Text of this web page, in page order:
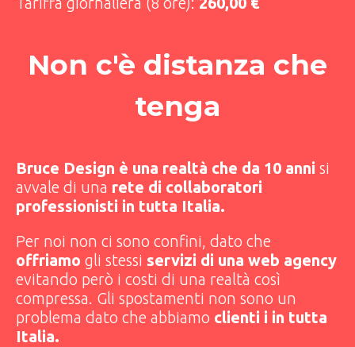
Non c'è distanza che
tenga
Bruce Design è una realtà che da 10 anni si
avvale di una rete di collaboratori
professionisti in tutta Italia.
Per noi non ci sono confini, dato che
offriamo gli stessi servizi di una web agency
evitando però i costi di una realtà così
compressa. Gli spostamenti non sono un
problema dato che abbiamo clienti i in tutta
Italia.